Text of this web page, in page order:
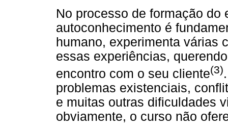
No processo de formação do
autoconhecimento é
humano, experimenta várias
essas experiências,
encontro com o seu cliente(3)
problemas existenciais,
e muitas outras dificuldades
obviamente, o curso não